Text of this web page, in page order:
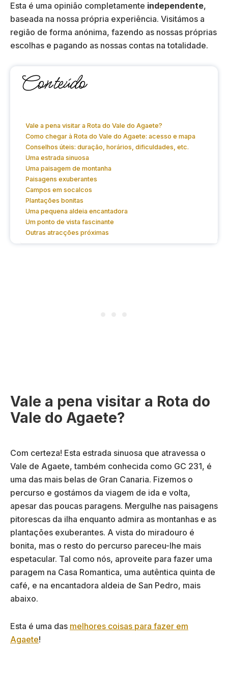
Esta é uma opinião completamente independente,
baseada na nossa própria experiência. Visitámos a
região de forma anónima, fazendo as nossas próprias
escolhas e pagando as nossas contas na totalidade.
Conteúdo
Vale a pena visitar a Rota do Vale do Agaete?
Como chegar à Rota do Vale do Agaete: acesso e mapa
Conselhos úteis: duração, horários, dificuldades, etc.
Uma estrada sinuosa
Uma paisagem de montanha
Paisagens exuberantes
Campos em socalcos
Plantações bonitas
Uma pequena aldeia encantadora
Um ponto de vista fascinante
Outras atracções próximas
Vale a pena visitar a Rota do
Vale do Agaete?
Com certeza! Esta estrada sinuosa que atravessa o
Vale de Agaete, também conhecida como GC 231, é
uma das mais belas de Gran Canaria. Fizemos o
percurso e gostámos da viagem de ida e volta,
apesar das poucas paragens. Mergulhe nas paisagens
pitorescas da ilha enquanto admira as montanhas e as
plantações exuberantes. A vista do miradouro é
bonita, mas o resto do percurso pareceu-lhe mais
espetacular. Tal como nós, aproveite para fazer uma
paragem na Casa Romantica, uma autêntica quinta de
café, e na encantadora aldeia de San Pedro, mais
abaixo.
Esta é uma das melhores coisas para fazer em
Agaete!